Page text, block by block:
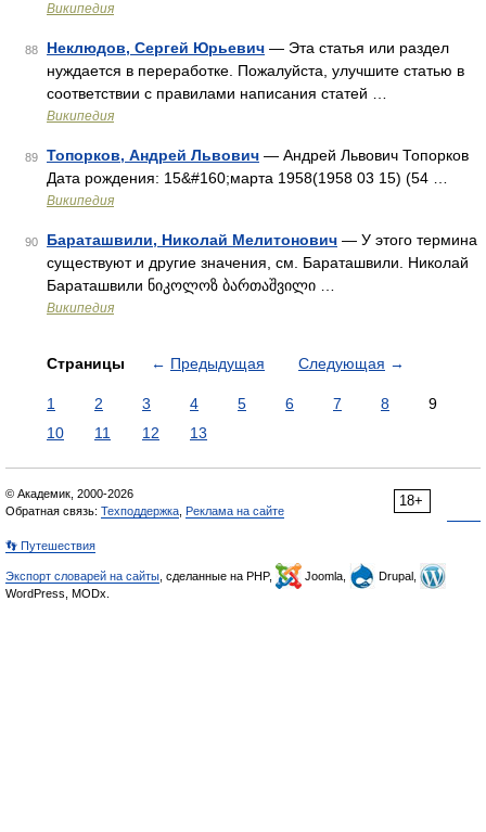
Википедия
88 Неклюдов, Сергей Юрьевич — Эта статья или раздел
нуждается в переработке. Пожалуйста, улучшите статью в
соответствии с правилами написания статей …
Википедия
89 Топорков, Андрей Львович — Андрей Львович Топорков
Дата рождения: 15&#160;марта 1958(1958 03 15) (54 …
Википедия
90 Бараташвили, Николай Мелитонович — У этого термина
существуют и другие значения, см. Бараташвили. Николай
Бараташвили ნიკოლოზ ბართაშვილი …
Википедия
Страницы ← Предыдущая Следующая →
1 2 3 4 5 6 7 8
9
10
11 12 13
18+
© Академик, 2000-2026
Обратная связь: Техподдержка Реклама на сайте
👣 Путешествия
Экспорт словарей на сайты , сделанные на PHP, Joomla,
Drupal,
WordPress, MODx.